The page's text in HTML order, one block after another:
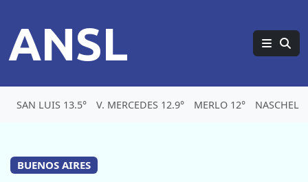
ANSL
SAN LUIS 13.5° V. MERCEDES 12.9° MERLO 12° NASCHEL
BUENOS AIRES